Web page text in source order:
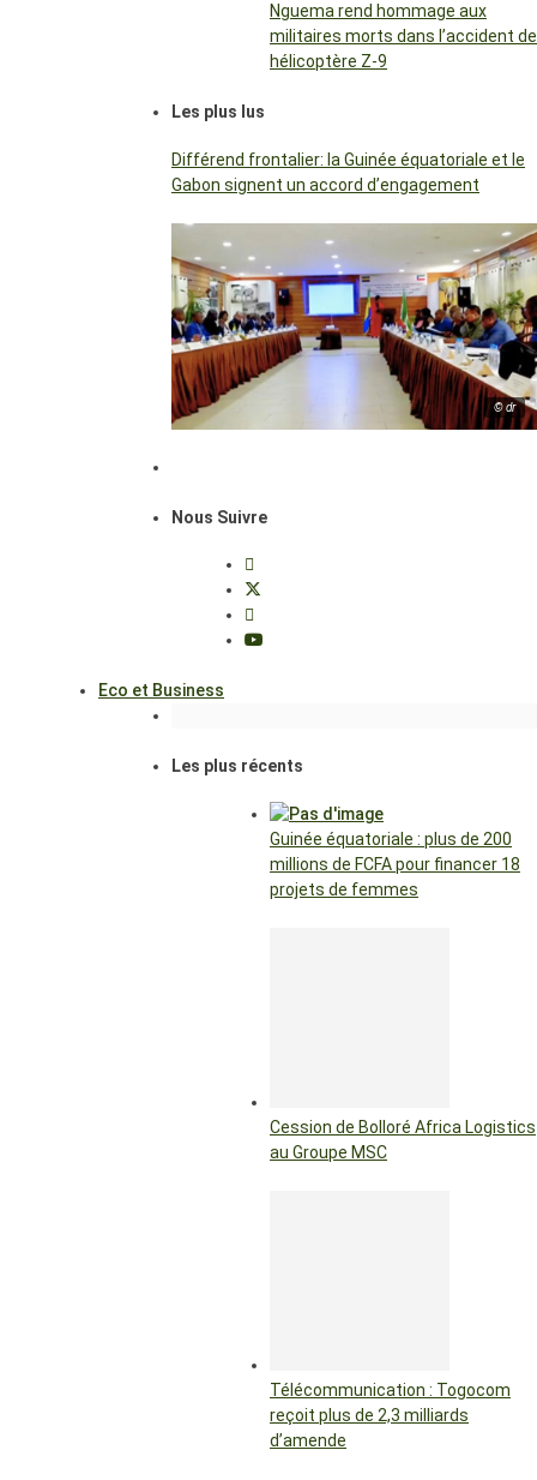
Nguema rend hommage aux
militaires morts dans l’accident de
hélicoptère Z-9
Les plus lus
Différend frontalier: la Guinée équatoriale et le
Gabon signent un accord d’engagement
© dr
Nous Suivre
Eco et Business
Les plus récents
Guinée équatoriale : plus de 200
millions de FCFA pour financer 18
projets de femmes
Cession de Bolloré Africa Logistics
au Groupe MSC
Télécommunication : Togocom
reçoit plus de 2,3 milliards
d’amende